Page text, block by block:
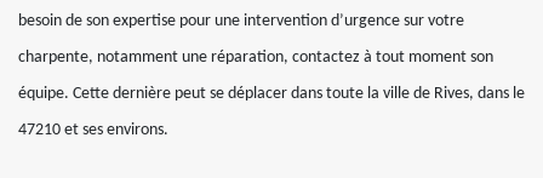
besoin de son expertise pour une intervention d’urgence sur votre
charpente, notamment une réparation, contactez à tout moment son
équipe. Cette dernière peut se déplacer dans toute la ville de Rives, dans le
47210 et ses environs.